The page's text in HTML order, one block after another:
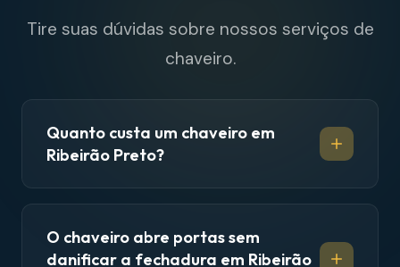
Tire suas dúvidas sobre nossos serviços de
chaveiro.
Quanto custa um chaveiro em
Ribeirão Preto?
O chaveiro abre portas sem
danificar a fechadura em Ribeirão